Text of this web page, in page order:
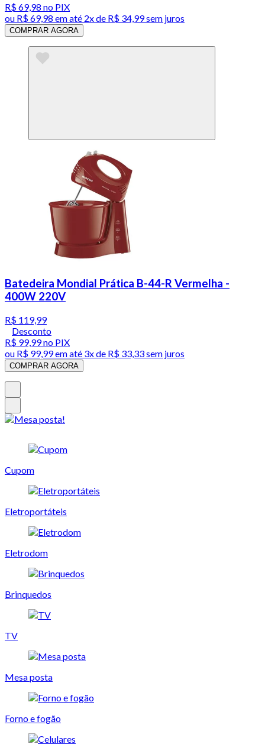
R$ 69,98 no PIX
ou R$ 69,98 em até 2x de R$ 34,99 sem juros
COMPRAR AGORA
Batedeira Mondial Prática B-44-R Vermelha -
400W 220V
R$ 119,99
Desconto
R$ 99,99no PIX
ou R$ 99,99em até 3x de R$ 33,33 sem juros
COMPRAR AGORA
Cupom
Eletroportáteis
Eletrodom
Brinquedos
TV
Mesa posta
Forno e fogão